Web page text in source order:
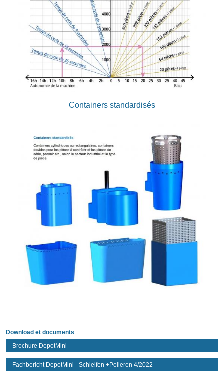
Containers standardisés
Download et documents
Brochure DepotMini
Fachbericht DepotMini - Schleifen +Polieren 4/2022